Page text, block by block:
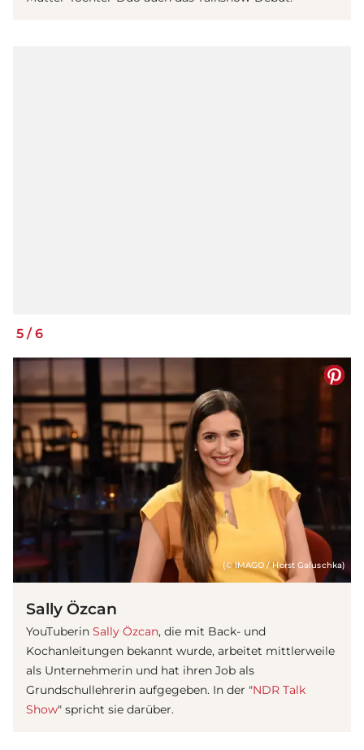
5 /6
(© IMAGO / Horst Galuschka)
Sally Özcan
YouTuberin Sally Özcan, die mit Back- und
Kochanleitungen bekannt wurde, arbeitet mittlerweile
als Unternehmerin und hat ihren Job als
Grundschullehrerin aufgegeben. In der "NDR Talk
Show" spricht sie darüber.